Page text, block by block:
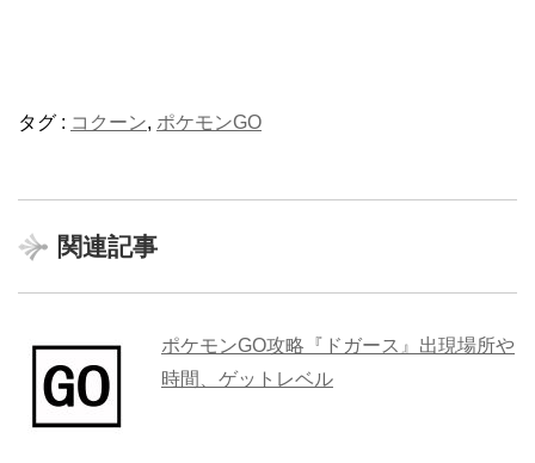
タグ : コクーン, ポケモンGO
関連記事
ポケモンGO攻略『ドガース』出現場所や
時間、ゲットレベル